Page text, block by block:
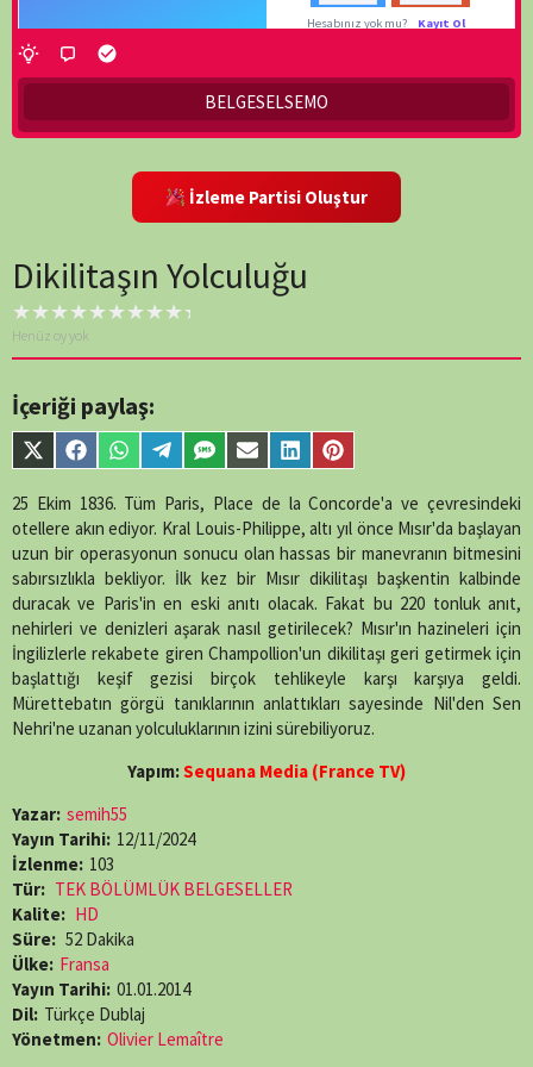
Bu içerik Silindi veya
Premium Üyelere
Özeldir.
Detaylı bilgi içintıklayınız!
Beni Hatırla
BELGESELSEMO
İzleme Partisi Oluştur
Dikilitaşın Yolculuğu
Henüz oy yok
İçeriği paylaş:
Share
on
X
(Twitter)
Share
on
Facebook
Share
on
WhatsApp
Share
on
Telegram
Share
on
SMS
Share
on
Email
Share
on
LinkedIn
Share
on
Pinterest
25 Ekim 1836. Tüm Paris, Place de la Concorde'a ve çevresindeki
otellere akın ediyor. Kral Louis-Philippe, altı yıl önce Mısır'da başlayan
uzun bir operasyonun sonucu olan hassas bir manevranın bitmesini
sabırsızlıkla bekliyor. İlk kez bir Mısır dikilitaşı başkentin kalbinde
duracak ve Paris'in en eski anıtı olacak. Fakat bu 220 tonluk anıt,
nehirleri ve denizleri aşarak nasıl getirilecek? Mısır'ın hazineleri için
İngilizlerle rekabete giren Champollion'un dikilitaşı geri getirmek için
başlattığı keşif gezisi birçok tehlikeyle karşı karşıya geldi.
Mürettebatın görgü tanıklarının anlattıkları sayesinde Nil'den Sen
Nehri'ne uzanan yolculuklarının izini sürebiliyoruz.
Yapım:Sequana Media (France TV)
Yazar: semih55
Yayın Tarihi: 12/11/2024
İzlenme: 103
Tür: TEK BÖLÜMLÜK BELGESELLER
Kalite: HD
Süre: 52 Dakika
Ülke: Fransa
Yayın Tarihi: 01.01.2014
Dil: Türkçe Dublaj
Yönetmen: Olivier Lemaître